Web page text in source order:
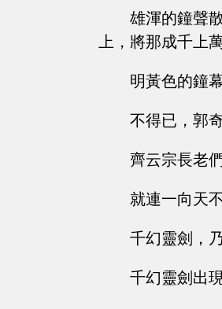
雄渾的鐘聲
上，將那成千上
明黃色的鐘
不得已，郭
齊云宗長老
就連一向天
千幻靈劍，
千幻靈劍出